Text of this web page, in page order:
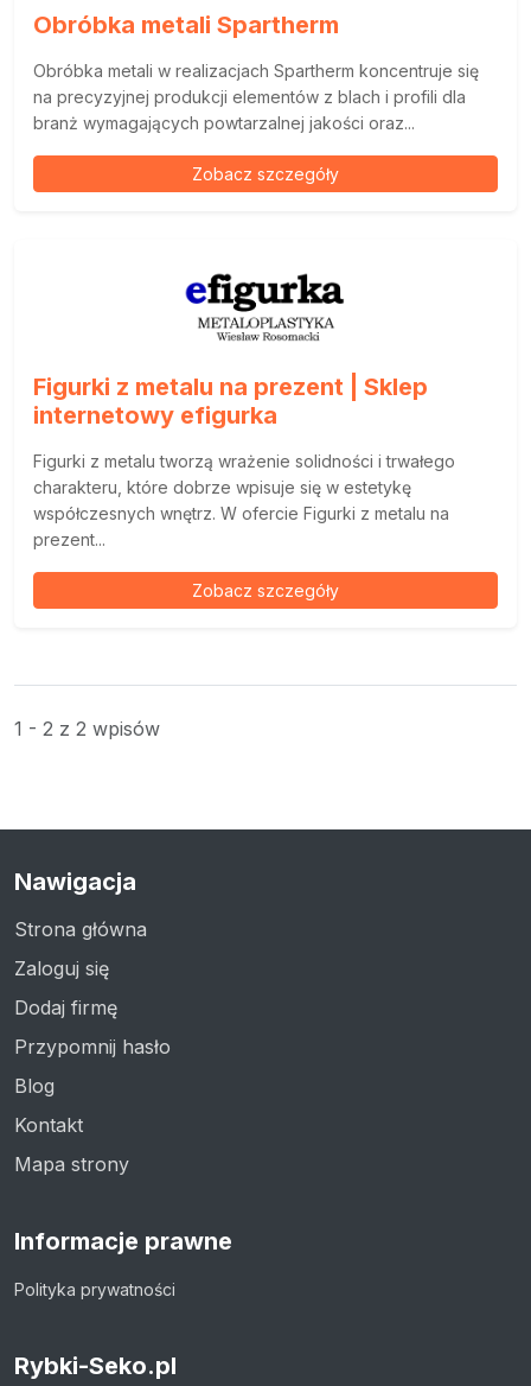
Obróbka metali Spartherm
Obróbka metali w realizacjach Spartherm koncentruje się
na precyzyjnej produkcji elementów z blach i profili dla
branż wymagających powtarzalnej jakości oraz...
Zobacz szczegóły
Figurki z metalu na prezent | Sklep
internetowy efigurka
Figurki z metalu tworzą wrażenie solidności i trwałego
charakteru, które dobrze wpisuje się w estetykę
współczesnych wnętrz. W ofercie Figurki z metalu na
prezent...
Zobacz szczegóły
1 - 2 z 2 wpisów
Nawigacja
Strona główna
Zaloguj się
Dodaj firmę
Przypomnij hasło
Blog
Kontakt
Mapa strony
Informacje prawne
Polityka prywatności
Rybki-Seko.pl